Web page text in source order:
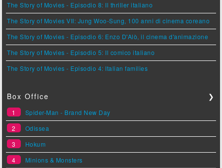
The Story of Movies - Episodio 8: Il thriller italiano
The Story of Movies VII: Jung Woo-Sung, 100 anni di cinema coreano
The Story of Movies - Episodio 6: Enzo D'Alò, il cinema d'animazione
The Story of Movies - Episodio 5: Il comico italiano
The Story of Movies - Episodio 4: Italian families
Box Office ❯
1
Spider-Man - Brand New Day
2
Odissea
3
Hokum
4
Minions & Monsters